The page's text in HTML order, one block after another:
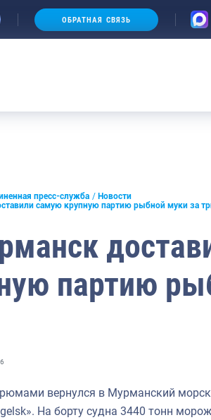
ОБРАТНАЯ СВЯЗЬ
пресс-служба
Новости
самую крупную партию рыбной муки за
партию
вернулся в Мурманский
На борту судна 3440 тонн